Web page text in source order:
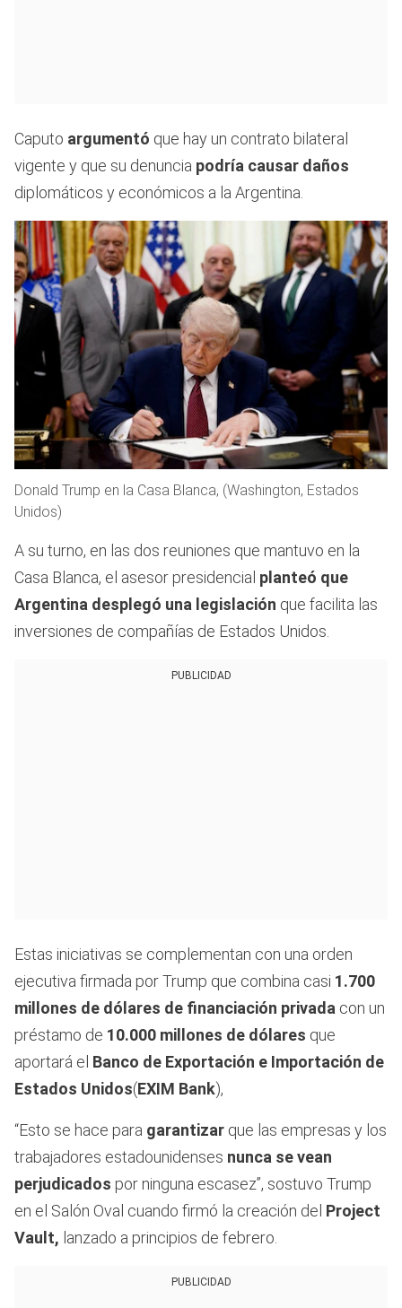
Caputo argumentó que hay un contrato bilateral
vigente y que su denuncia podría causar daños
diplomáticos y económicos a la Argentina.
Donald Trump en la Casa Blanca, (Washington, Estados
Unidos)
A su turno, en las dos reuniones que mantuvo en la
Casa Blanca, el asesor presidencial planteó que
Argentina desplegó una legislación que facilita las
inversiones de compañías de Estados Unidos.
PUBLICIDAD
Estas iniciativas se complementan con una orden
ejecutiva firmada por Trump que combina casi 1.700
millones de dólares de financiación privada con un
préstamo de 10.000 millones de dólares que
aportará el Banco de Exportación e Importación de
Estados Unidos(EXIM Bank),
“Esto se hace para garantizar que las empresas y los
trabajadores estadounidenses nunca se vean
perjudicados por ninguna escasez”, sostuvo Trump
en el Salón Oval cuando firmó la creación del Project
Vault, lanzado a principios de febrero.
PUBLICIDAD